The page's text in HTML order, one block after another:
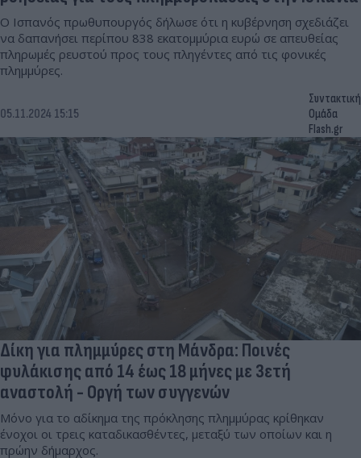
Ο Ισπανός πρωθυπουργός δήλωσε ότι η κυβέρνηση σχεδιάζει
να δαπανήσει περίπου 838 εκατομμύρια ευρώ σε απευθείας
πληρωμές ρευστού προς τους πληγέντες από τις φονικές
πλημμύρες.
05.11.2024 15:15
Συντακτική
Ομάδα
Flash.gr
Δίκη για πλημμύρες στη Μάνδρα: Ποινές
φυλάκισης από 14 έως 18 μήνες με 3ετή
αναστολή - Οργή των συγγενών
Μόνο για το αδίκημα της πρόκλησης πλημμύρας κρίθηκαν
ένοχοι οι τρεις καταδικασθέντες, μεταξύ των οποίων και η
πρώην δήμαρχος.